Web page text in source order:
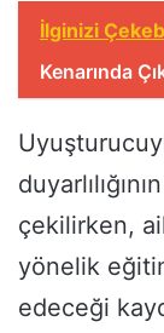
İlginizi
Kenarında
çekilirken,
yönelik
edeceği